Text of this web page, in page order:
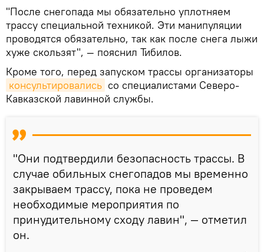
"После снегопада мы обязательно уплотняем
трассу специальной техникой. Эти манипуляции
проводятся обязательно, так как после снега лыжи
хуже скользят", — пояснил Тибилов.
Кроме того, перед запуском трассы организаторы
консультировались со специалистами Северо-
Кавказской лавинной службы.
"Они подтвердили безопасность трассы. В
случае обильных снегопадов мы временно
закрываем трассу, пока не проведем
необходимые мероприятия по
принудительному сходу лавин", — отметил
он.